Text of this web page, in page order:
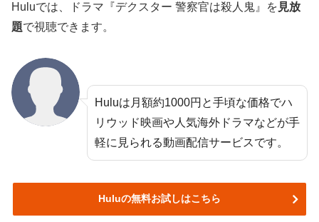
Huluでは、ドラマ『デクスター 警察官は殺人鬼』を 見放
題で視聴できます。
Huluは月額約1000円と手頃な価格でハ
リウッド映画や人気海外ドラマなどが手
軽に見られる動画配信サービスです。
Huluの無料お試しはこちら